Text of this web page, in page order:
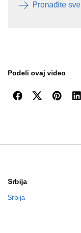
Pronađite
Podeli ovaj video
Srbija
Srbija